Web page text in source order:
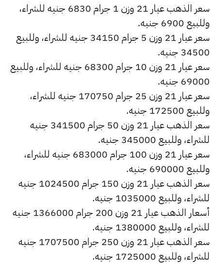
سعر الذهب عيار 21 وزن 1 جرام 6830 جنيه للشراء،
وللبيع 6900 جنيه.
سعر عيار 21 وزن 5 جرام 34150 جنيه للشراء، وللبيع
34500 جنيه.
سعر عيار 21 وزن 10 جرام 68300 جنيه للشراء، وللبيع
69000 جنيه.
سعر عيار 21 وزن 25 جرام 170750 جنيه للشراء،
وللبيع 172500 جنيه.
سعر الذهب عيار 21 وزن 50 جرام 341500 جنيه
للشراء، وللبيع 345000 جنيه.
سعر عيار 21 وزن 100 جرام 683000 جنيه للشراء،
وللبيع 690000 جنيه.
سعر الذهب عيار 21 وزن 150 جرام 1024500 جنيه
للشراء، وللبيع 1035000 جنيه.
أسعار الذهب عيار 21 وزن 200 جرام 1366000 جنيه
للشراء، وللبيع 1380000 جنيه.
سعر الذهب عيار 21 وزن 250 جرام 1707500 جنيه
للشراء، وللبيع 1725000 جنيه.